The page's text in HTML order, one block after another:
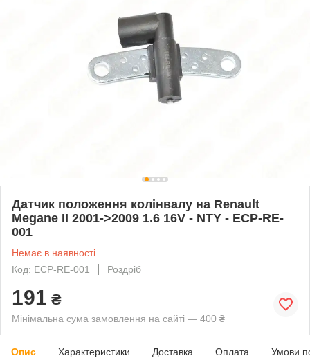
Датчик положення колінвалу на Renault
Megane II 2001->2009 1.6 16V - NTY - ECP-RE-
001
Немає в наявності
Код: ECP-RE-001
Роздріб
191 ₴
Мінімальна сума замовлення на сайті — 400 ₴
Опис Характеристики Доставка Оплата Умови